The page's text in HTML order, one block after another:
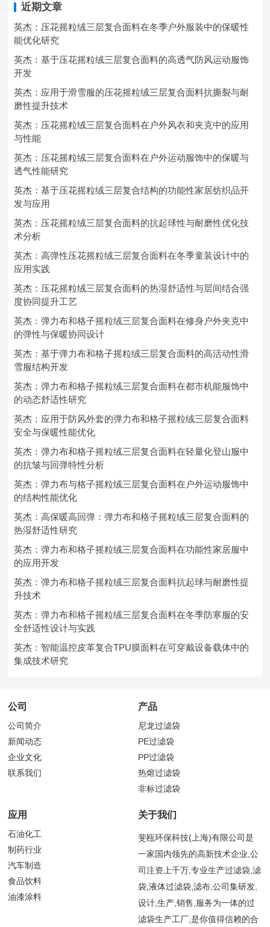
近期文章
英杰：压花摇粒绒三层复合面料在冬季户外服装中的保暖性
能优化研究
英杰：基于压花摇粒绒三层复合面料的高透气防风运动服饰
开发
英杰：应用于滑雪服的压花摇粒绒三层复合面料抗撕裂与耐
磨性提升技术
英杰：压花摇粒绒三层复合面料在户外风衣和夹克中的应用
与性能
英杰：压花摇粒绒三层复合面料在户外运动服饰中的保暖与
透气性能研究
英杰：基于压花摇粒绒三层复合结构的功能性家居纺织品开
发与应用
英杰：压花摇粒绒三层复合面料的抗起球性与耐磨性优化技
术分析
英杰：高弹性压花摇粒绒三层复合面料在冬季童装设计中的
应用实践
英杰：压花摇粒绒三层复合面料的热湿舒适性与层间结合强
度协同提升工艺
英杰：弹力布和格子摇粒绒三层复合面料在修身户外夹克中
的弹性与保暖协同设计
英杰：基于弹力布和格子摇粒绒三层复合面料的高活动性滑
雪服结构开发
英杰：弹力布和格子摇粒绒三层复合面料在都市机能服饰中
的动态舒适性研究
英杰：应用于防风外套的弹力布和格子摇粒绒三层复合面料
安全与保暖性能优化
英杰：弹力布和格子摇粒绒三层复合面料在轻量化登山服中
的抗皱与回弹特性分析
英杰：弹力布与格子摇粒绒三层复合面料在户外运动服饰中
的结构性能优化
英杰：高保暖高回弹：弹力布和格子摇粒绒三层复合面料的
热湿舒适性研究
英杰：弹力布和格子摇粒绒三层复合面料在功能性家居服中
的应用开发
英杰：弹力布和格子摇粒绒三层复合面料抗起球与耐磨性提
升技术
英杰：弹力布和格子摇粒绒三层复合面料在冬季防寒服的安
全舒适性设计与实践
英杰：智能温控皮革复合TPU膜面料在可穿戴设备载体中的
集成技术研究
公司
公司简介
新闻动态
企业文化
联系我们
产品
尼龙过滤袋
PE过滤袋
PP过滤袋
热熔过滤袋
非标过滤袋
应用
石油化工
制药行业
汽车制造
食品饮料
油漆涂料
关于我们
斐瓯环保科技(上海)有限公司是
一家国内领先的高新技术企业,公
司注资上千万,专业生产过滤袋,滤
袋,液体过滤袋,滤布,公司集研发,
设计,生产,销售,服务为一体的过
滤袋生产工厂,是你值得信赖的合